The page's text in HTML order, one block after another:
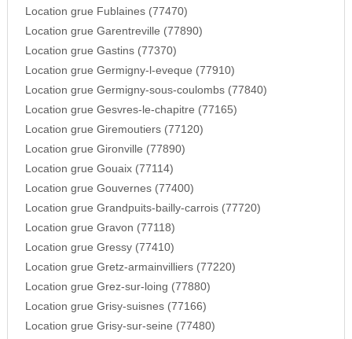
Location grue Fublaines (77470)
Location grue Garentreville (77890)
Location grue Gastins (77370)
Location grue Germigny-l-eveque (77910)
Location grue Germigny-sous-coulombs (77840)
Location grue Gesvres-le-chapitre (77165)
Location grue Giremoutiers (77120)
Location grue Gironville (77890)
Location grue Gouaix (77114)
Location grue Gouvernes (77400)
Location grue Grandpuits-bailly-carrois (77720)
Location grue Gravon (77118)
Location grue Gressy (77410)
Location grue Gretz-armainvilliers (77220)
Location grue Grez-sur-loing (77880)
Location grue Grisy-suisnes (77166)
Location grue Grisy-sur-seine (77480)